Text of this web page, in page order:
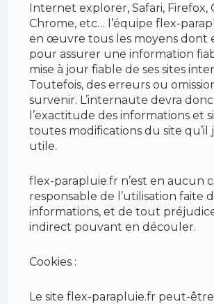
Internet explorer, Safari, Firefox,
Chrome, etc… l’équipe flex-
en œuvre tous les moyens dont
pour assurer une information
mise à jour fiable de ses sites
Toutefois, des erreurs ou
survenir. L’internaute devra donc
l’exactitude des informations et
toutes modifications du site qu’il
utile.
flex-parapluie.fr n’est en aucun
responsable de l’utilisation faite
informations, et de tout
indirect pouvant en découler.
Cookies :
Le site flex-parapluie.fr peut-